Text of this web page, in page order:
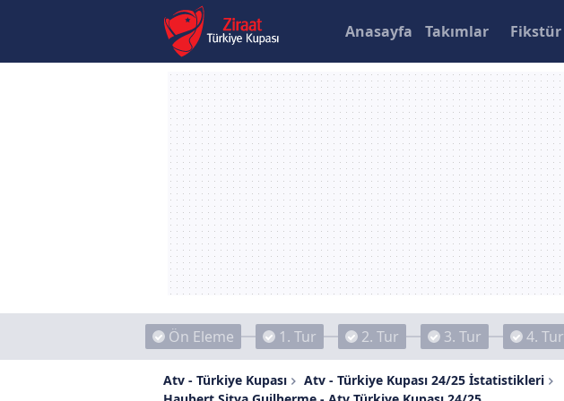
Anasayfa Takımlar Fikstür
Ön Eleme 1. Tur 2. Tur 3. Tur 4. Tur
Atv - Türkiye Kupası
Atv - Türkiye Kupası 24/25 İstatistikleri